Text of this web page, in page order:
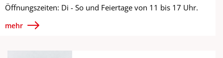
Öffnungszeiten: Di - So und Feiertage von 11 bis 17 Uhr.
mehr